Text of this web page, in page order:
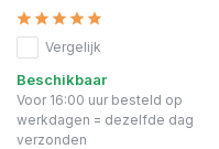
Vergelijk
Beschikbaar
Voor 16:00 uur besteld op
werkdagen = dezelfde dag
verzonden